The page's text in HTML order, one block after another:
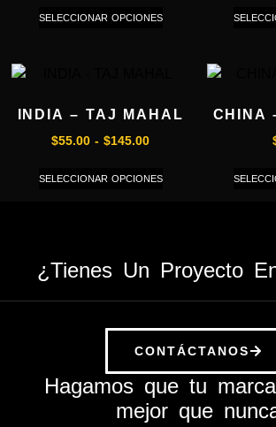
SELECCIONAR OPCIONES
INDIA – TAJ MAHAL
$55.00 - $145.00
SELECCIONAR OPCIONES
CHINA
¿Tienes Un Proyecto
CONTÁCTANOS
Hagamos que tu
mejor que